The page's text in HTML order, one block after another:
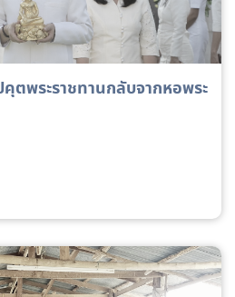
ตพระราชทานกลับจากหอพระ